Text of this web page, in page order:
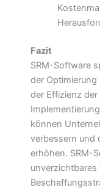
Fazit
SRM-Software
der
der Effizienz
können
verbessern und
erhöhen. SRM-
unverzichtbares